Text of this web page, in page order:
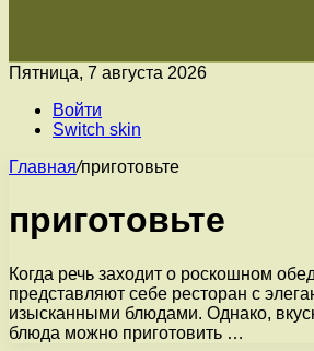
Пятница, 7 августа 2026
Войти
Switch skin
Главная/приготовьте
приготовьте
Когда речь заходит о роскошном
представляют себе ресторан с
изысканными блюдами. Однако,
блюда можно приготовить …